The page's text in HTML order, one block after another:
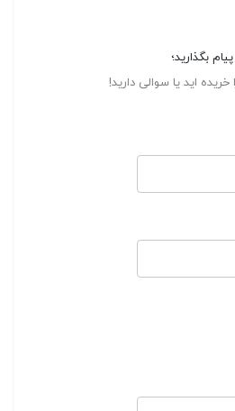
پیام بگذارید؛
خریده اید یا سوالی دارید!